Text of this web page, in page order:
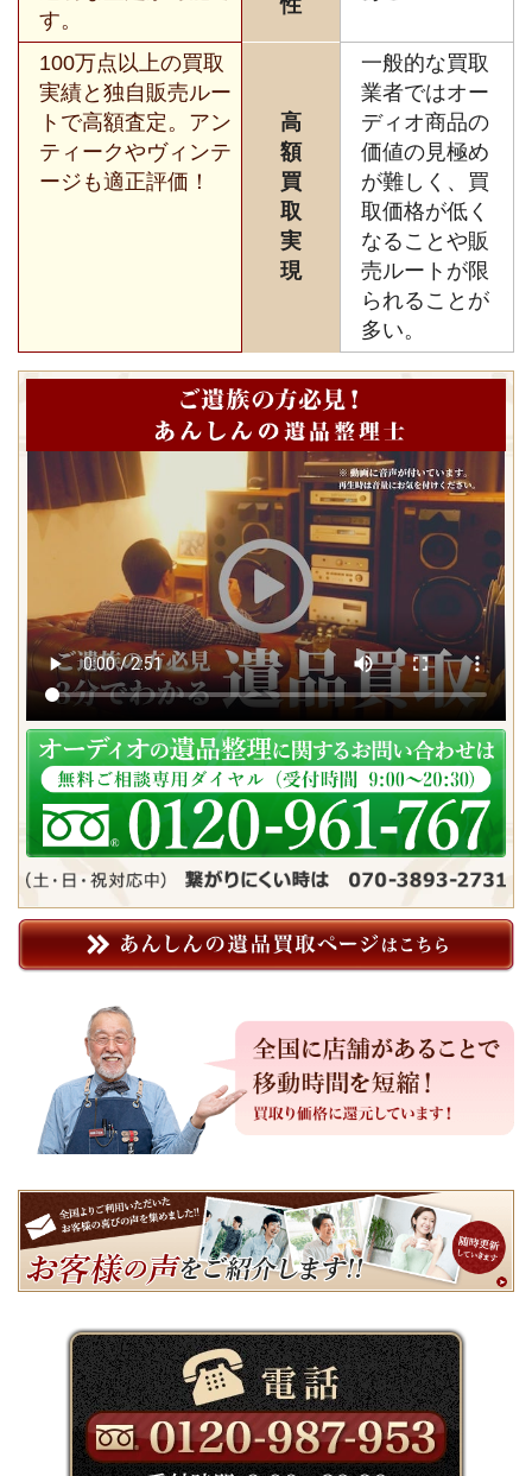
す。
100万点以上の買取
実績と独自販売ルー
トで高額査定。アン
ティークやヴィンテ
ージも適正評価！
高
額
買
取
実
現
一般的な買取
業者ではオー
ディオ商品の
価値の見極め
が難しく、買
取価格が低く
なることや販
売ルートが限
られることが
多い。